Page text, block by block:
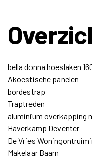
bella donna hoeslaken
Akoestische panelen
bordestrap
Traptreden
aluminium overkapping
Haverkamp Deventer
De Vries
Makelaar Baarn